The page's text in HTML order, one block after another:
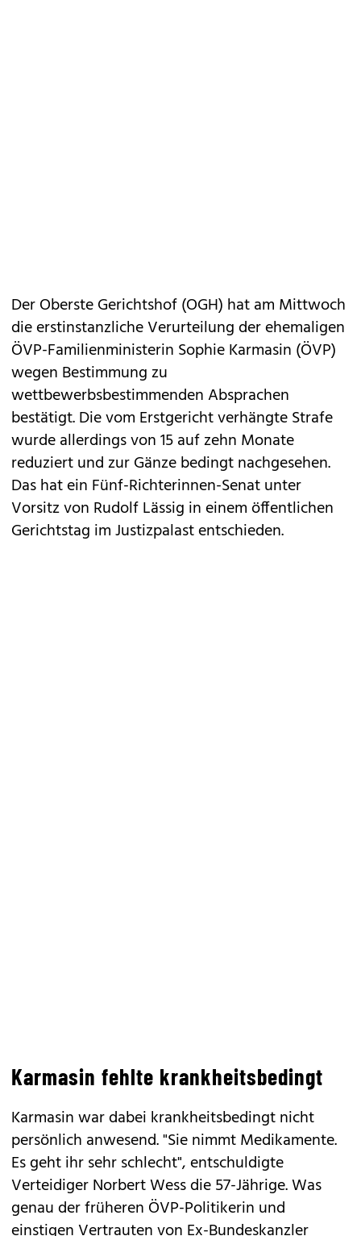
Der Oberste Gerichtshof (OGH) hat am Mittwoch
die erstinstanzliche Verurteilung der ehemaligen
ÖVP-Familienministerin Sophie Karmasin (ÖVP)
wegen Bestimmung zu
wettbewerbsbestimmenden Absprachen
bestätigt. Die vom Erstgericht verhängte Strafe
wurde allerdings von 15 auf zehn Monate
reduziert und zur Gänze bedingt nachgesehen.
Das hat ein Fünf-Richterinnen-Senat unter
Vorsitz von Rudolf Lässig in einem öffentlichen
Gerichtstag im Justizpalast entschieden.
Karmasin fehlte krankheitsbedingt
Karmasin war dabei krankheitsbedingt nicht
persönlich anwesend. "Sie nimmt Medikamente.
Es geht ihr sehr schlecht", entschuldigte
Verteidiger Norbert Wess die 57-Jährige. Was
genau der früheren ÖVP-Politikerin und